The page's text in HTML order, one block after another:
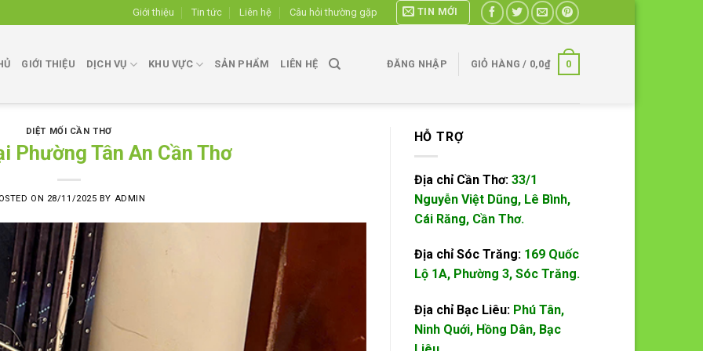
Giới thiệu Tin tức Liên hệ Câu hỏi thường gặp TIN MỚI
GIỚI THIỆU DỊCH VỤ KHU VỰC SẢN PHẨM LIÊN HỆ ĐĂNG NHẬP GIỎ HÀNG / 0,0₫ 0
DIỆT MỐI CẦN THƠ
Phường Tân An Cần Thơ
ON 28/11/2025 BY ADMIN
HỖ TRỢ
Địa chỉ Cần Thơ: 33/1
Nguyễn Việt Dũng, Lê Bình,
Cái Răng, Cần Thơ.
Địa chỉ Sóc Trăng: 169 Quốc
Lộ 1A, Phường 3, Sóc Trăng.
Địa chỉ Bạc Liêu: Phú Tân,
Ninh Quới, Hồng Dân, Bạc